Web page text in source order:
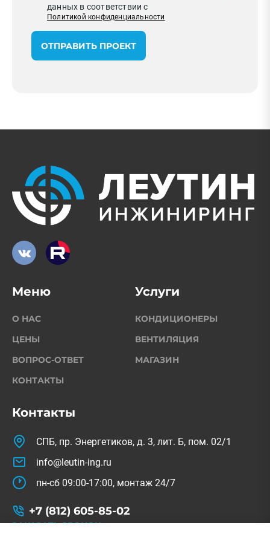
данных в соответствии с
Политикой конфиденциальности
ОТПРАВИТЬ ПРОЕКТ
Контакты
СПБ, пр. Энергетиков, д. 3, лит. Б, пом. 02/1
info@leutin-ing.ru
пн-сб 09:00-17:00, монтаж 24/7
+7 (812) 605-85-02
ЗАКАЗАТЬ ЗВОНОК
Меню
О НАС
ЦЕНЫ
ВОПРОС-ОТВЕТ
КОНТАКТЫ
Услуги
КОНДИЦИОНЕРЫ
ВЕНТИЛЯЦИЯ
МАГАЗИН